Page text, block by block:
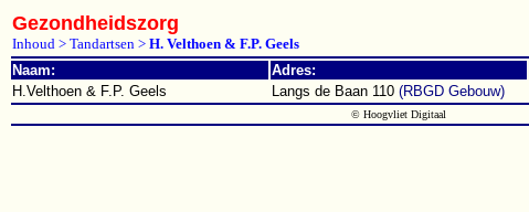
Gezondheidszorg
Inhoud > Tandartsen > H. Velthoen & F.P. Geels
Naam:
Adres:
H.Velthoen & F.P. Geels
Langs de Baan 110 (RBGD Gebouw)
© Hoogvliet Digitaal